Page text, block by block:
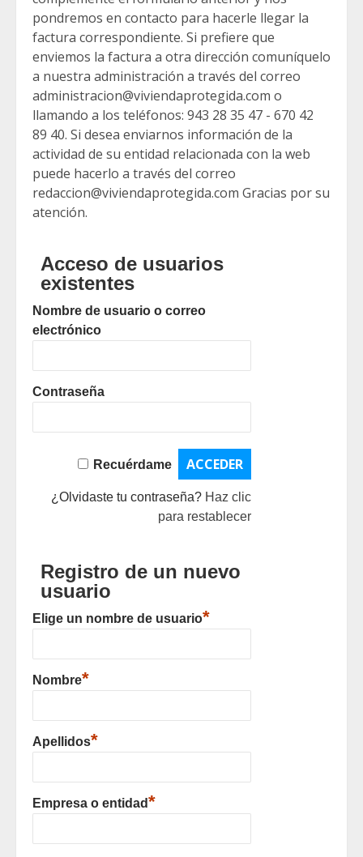
pondremos en contacto para hacerle llegar la
factura correspondiente. Si prefiere que
enviemos la factura a otra dirección comuníquelo
a nuestra administración a través del correo
administracion@viviendaprotegida.com o
llamando a los teléfonos: 943 28 35 47 - 670 42
89 40. Si desea enviarnos información de la
actividad de su entidad relacionada con la web
puede hacerlo a través del correo
redaccion@viviendaprotegida.com Gracias por su
atención.
Acceso de usuarios
existentes
Nombre de usuario o correo
electrónico
Contraseña
Recuérdame
¿Olvidaste tu contraseña? Haz clic
para restablecer
Registro de un nuevo
usuario
Elige un nombre de usuario*
Nombre*
Apellidos*
Empresa o entidad*